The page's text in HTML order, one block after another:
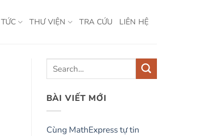
THƯ VIỆN TRA CỨU LIÊN HỆ
BÀI VIẾT MỚI
Cùng MathExpress tự tin